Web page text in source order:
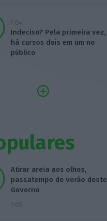
7:04
Indeciso? Pela primeira vez,
há cursos dois em um no
público
Atirar areia aos olhos,
passatempo de verão deste
Governo
7:05